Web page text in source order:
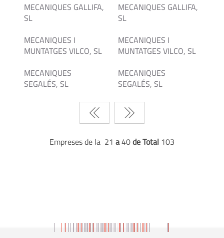
MECANIQUES GALLIFA,
SL
MECANIQUES GALLIFA,
SL
MECANIQUES I
MUNTATGES VILCO, SL
MECANIQUES I
MUNTATGES VILCO, SL
MECANIQUES
SEGALÉS, SL
MECANIQUES
SEGALÉS, SL
Empreses de la 21 a40de Total 103